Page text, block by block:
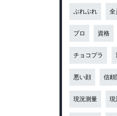
ぶれぶれ 全
プロ 資格
チョコプラ
悪い顔 信頼
現況測量 現